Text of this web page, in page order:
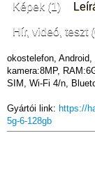
Képek (1)
Hír, videó, teszt
okostelefon,
kamera:8MP,
SIM, Wi-Fi 4/n,
Gyártói link: https://
5g-6-128gb